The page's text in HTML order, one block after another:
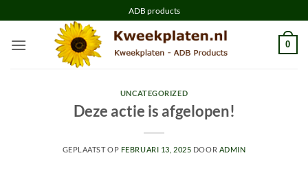
naar
inhoud
ADB products
0
UNCATEGORIZED
Deze actie is afgelopen!
GEPLAATST OP FEBRUARI 13, 2025 DOOR ADMIN